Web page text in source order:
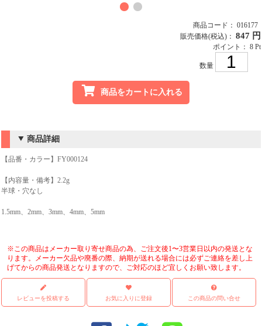
商品コード： 016177
販売価格(税込)： 847 円
ポイント： 8 Pt
数量
商品をカートに入れる
商品詳細
【品番・カラー】FY000124
【内容量・備考】2.2g
半球・穴なし
1.5mm、2mm、3mm、4mm、5mm
※この商品はメーカー取り寄せ商品の為、ご注文後1〜3営業日以内の発送とな
ります。メーカー欠品や廃番の際、納期が送れる場合には必ずご連絡を差し上
げてからの商品発送となりますので、ご対応のほど宜しくお願い致します。
レビューを投稿する お気に入りに登録 この商品の問い合せ